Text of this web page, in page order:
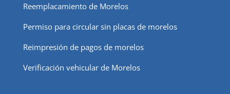
Reemplacamiento de Morelos
Permiso para circular sin placas de morelos
Reimpresión de pagos de morelos
Verificación vehicular de Morelos